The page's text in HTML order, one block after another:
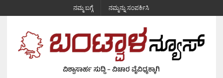
ನಮ್ಮ ಬಗ್ಗೆ ನಮ್ಮನ್ನು ಸಂಪರ್ಕಿಸಿ